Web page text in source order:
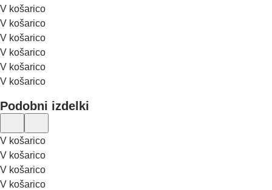
V košarico
V košarico
V košarico
V košarico
V košarico
V košarico
Podobni izdelki
V košarico
V košarico
V košarico
V košarico